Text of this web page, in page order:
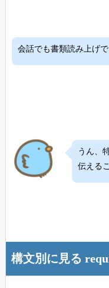
会話でも書類読み上げで
うん、
伝える
構文別に見る